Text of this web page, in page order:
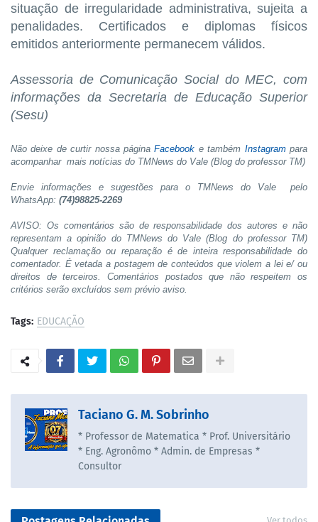
situação de irregularidade administrativa, sujeita a
penalidades. Certificados e diplomas físicos
emitidos anteriormente permanecem válidos.
Assessoria de Comunicação Social do MEC, com
informações da Secretaria de Educação Superior
(Sesu)
Não deixe de curtir nossa páginaFacebook e também Instagrampara
acompanhar mais notícias do TMNews do Vale (Blog do professor TM)
Envie informações e sugestões para o TMNews do Vale pelo
WhatsApp: (74)98825-2269
AVISO: Os comentários são de responsabilidade dos autores e não
representam a opinião do TMNews do Vale (Blog do professor TM)
Qualquer reclamação ou reparação é de inteira responsabilidade do
comentador. É vetada a postagem de conteúdos que violem a lei e/ ou
direitos de terceiros. Comentários postados que não respeitem os
critérios serão excluídos sem prévio aviso.
Tags: EDUCAÇÃO
Taciano G. M. Sobrinho
* Professor de Matematica * Prof. Universitário
* Eng. Agronômo * Admin. de Empresas *
Consultor